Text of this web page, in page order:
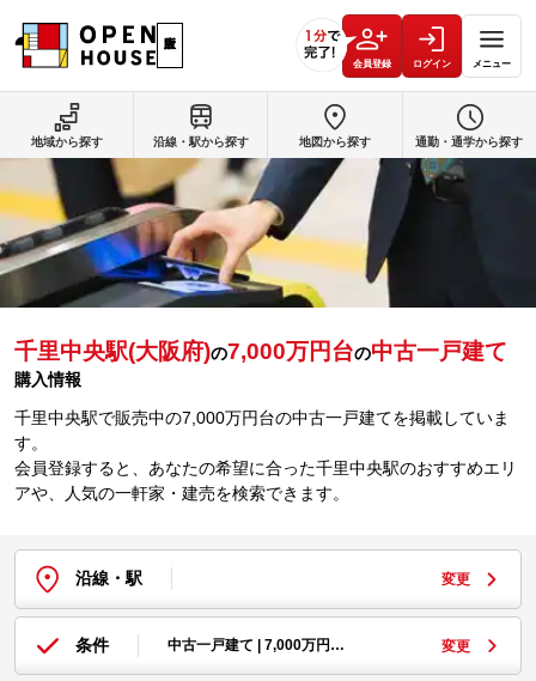
会員登録 ログイン メニュー
千里中央駅(大阪府)の7,000万円台の中古一戸建て
購入情報
千里中央駅で販売中の7,000万円台の中古一戸建てを掲載していま
す。
会員登録すると、あなたの希望に合った千里中央駅のおすすめエリ
アや、人気の一軒家・建売を検索できます。
沿線・駅 変更
条件 中古一戸建て | 7,000万円… 変更
地域から探す 沿線・駅から探す 地図から探す 通勤・通学から探す